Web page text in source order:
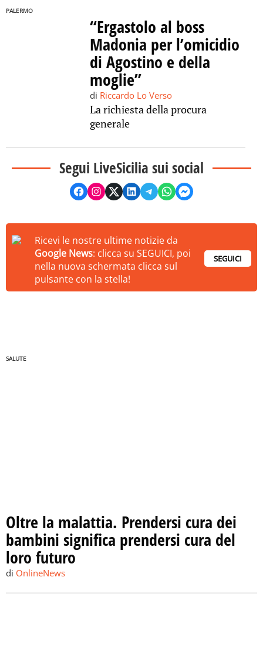
PALERMO
“Ergastolo al boss
Madonia per l’omicidio
di Agostino e della
moglie”
di Riccardo Lo Verso
La richiesta della procura
generale
Segui LiveSicilia sui social
Ricevi le nostre ultime notizie da
Google News: clicca su SEGUICI, poi
nella nuova schermata clicca sul
pulsante con la stella!
SEGUICI
SALUTE
Oltre la malattia. Prendersi cura dei
bambini significa prendersi cura del
loro futuro
di OnlineNews